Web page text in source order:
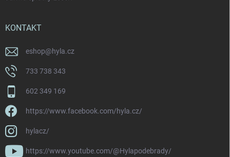
KONTAKT
eshop@hyla.cz
733 738 343
602 349 169
https://www.facebook.com/hyla.cz/
hylacz/
https://www.youtube.com/@Hylapodebrady/